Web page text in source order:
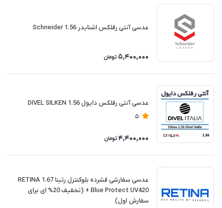
عدسی آنتی رفلکس اشنایدر 1.56 Schneider
5,400,000 تومان
عدسی آنتی رفلکس دایول 1.56 DIVEL SILKEN
5
4,400,000 تومان
عدسی سفارشی فشرده بلوکنترل رتینا 1.67 RETINA
Blue Protect UV420 + (تخفیف 20% ای برای
سفارش اول)